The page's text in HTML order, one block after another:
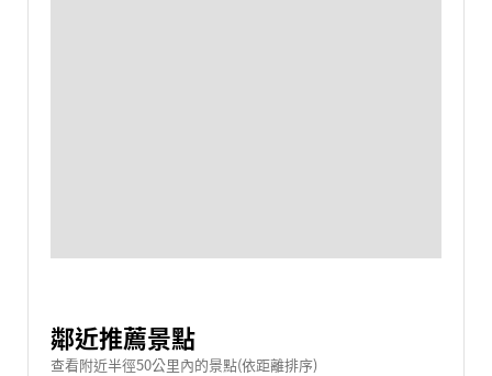
鄰近推薦景點
查看附近半徑50公里內的景點(依距離排序)